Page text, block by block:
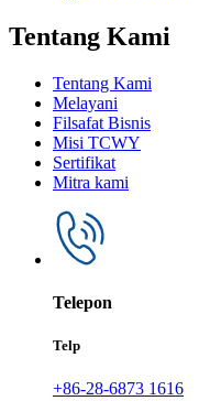
Tentang Kami
Tentang Kami
Melayani
Filsafat Bisnis
Misi TCWY
Sertifikat
Mitra kami
Telepon
Telp
+86-28-6873 1616